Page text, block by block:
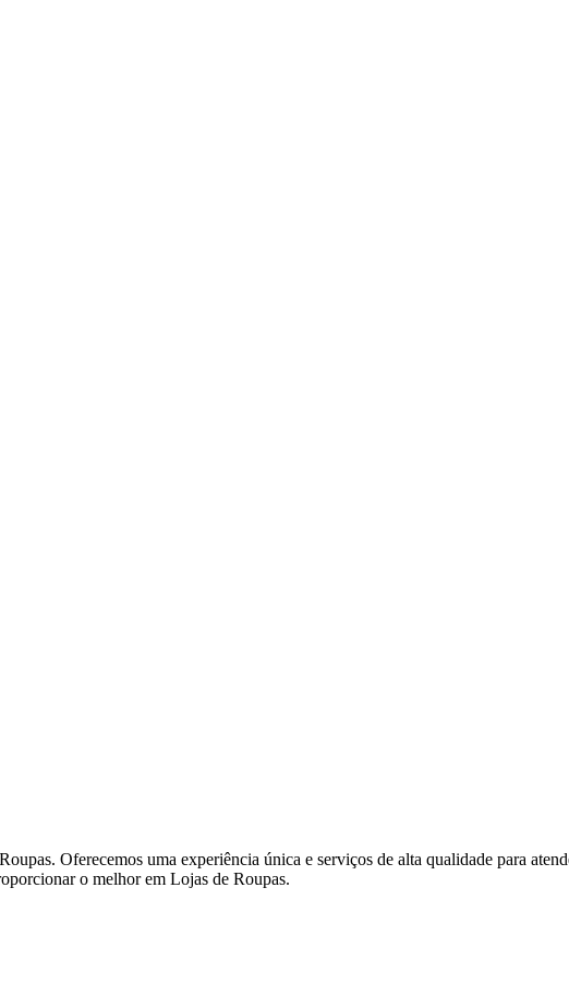
Oferecemos uma experiência única e serviços de alta qualidade para
o melhor em Lojas de Roupas.